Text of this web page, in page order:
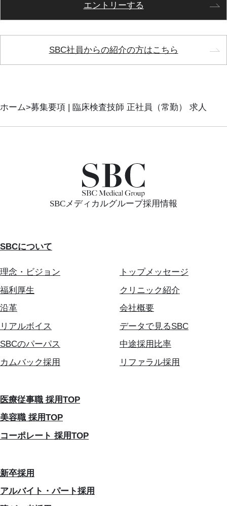
エントリーする
SBC社員からの紹介の方はこちら
ホーム 募集要項 | 臨床検査技師 正社員（常勤） 求人
SBCメディカルグループ採用情報
SBCについて
理念・ビジョン
トップメッセージ
福利厚生
クリニック紹介
沿革
会社概要
リアルボイス
データで見るSBC
SBCのパーパス
中途採用比率
カムバック採用
リファラル採用
医療従事職 採用TOP
美容職 採用TOP
コーポレート 採用TOP
新卒採用
アルバイト・パート採用